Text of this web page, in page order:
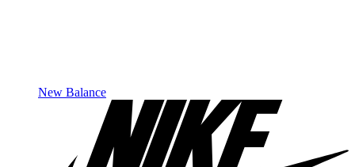
New Balance